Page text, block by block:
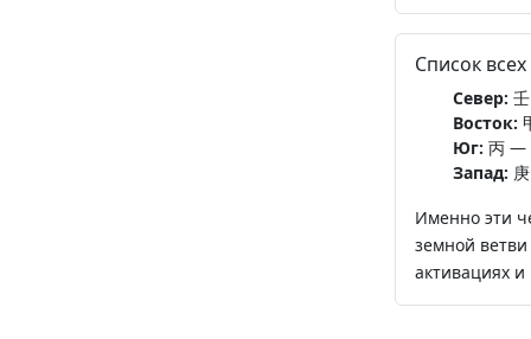
Список
Север:
Восток:
Юг: 丙 —
Запад:
Именно эти
земной
активациях